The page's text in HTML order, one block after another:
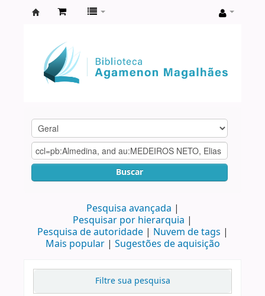
Agamenon
Magalhães
Buscar
Pesquisa avançada
Pesquisar por hierarquia
Pesquisa de autoridade
Nuvem de tags
Mais popular
Sugestões de aquisição
Filtre sua pesquisa